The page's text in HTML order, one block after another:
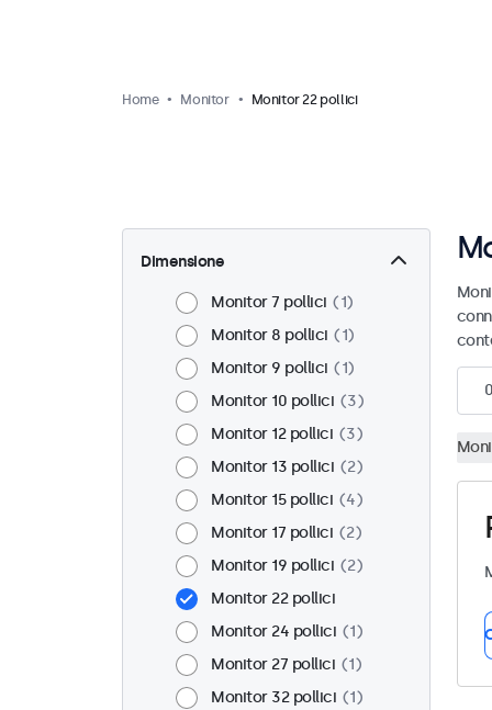
Home Monitor Monitor 22 pollici
Dimensione
Monitor 7 pollici
1
Monitor 8 pollici
1
Monitor 9 pollici
1
Monitor 10 pollici
3
Monitor 12 pollici
3
Monitor 13 pollici
2
Monitor 15 pollici
4
Monitor 17 pollici
2
Monitor 19 pollici
2
Monitor 22 pollici
Monitor 24 pollici
1
Monitor 27 pollici
1
Monitor 32 pollici
1
0